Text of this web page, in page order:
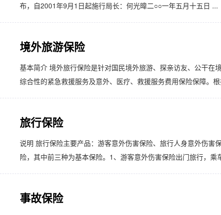
布，自2001年9月1日起施行局长：何光暐二○○一年五月十五日 ...
境外旅游保险
基本简介 境外旅行保险是针对国民境外旅游、探亲访友、公干在
综合性的紧急救援服务及意外、医疗、救援服务费用保险保障。
旅行保险
说明 旅行保险主要产品：游客意外伤害保险、旅行人身意外伤害
险，其中前三种为基本保险。1、游客意外伤害保险出门旅行，
事故保险